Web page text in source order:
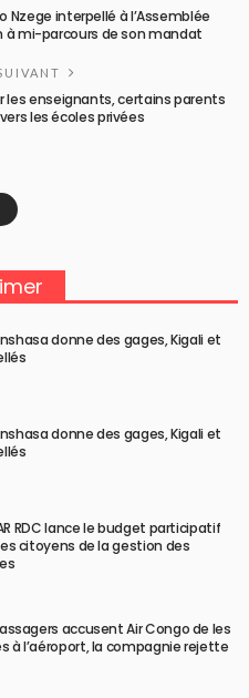
Nzege interpellé à l’Assemblée
à mi-parcours de son mandat
les enseignants, certains parents
les écoles privées
donne des gages, Kigali et
donne des gages, Kigali et
RDC lance le budget participatif
citoyens de la gestion des
accusent Air Congo de les
à l’aéroport, la compagnie rejette